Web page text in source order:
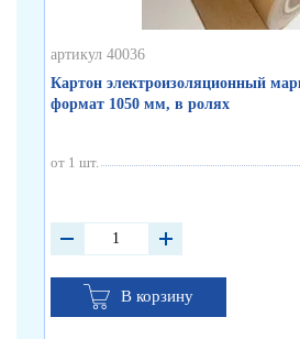
артикул 40036
Картон электроизоляционный
формат 1050 мм, в ролях
от 1 шт.
В корзину